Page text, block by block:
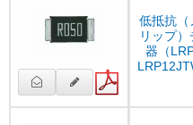
低抵抗（
リップ
器（